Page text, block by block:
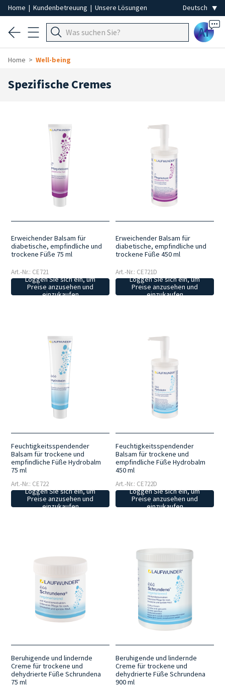
Home | Kundenbetreuung | Unsere Lösungen
Ai
Home Well-being
Spezifische Cremes
Erweichender Balsam für
diabetische, empfindliche und
trockene Füße 75 ml
Art.-Nr.: CE721
Loggen Sie sich ein, um
Preise anzusehen und
einzukaufen
Erweichender Balsam für
diabetische, empfindliche und
trockene Füße 450 ml
Art.-Nr.: CE721D
Loggen Sie sich ein, um
Preise anzusehen und
einzukaufen
Feuchtigkeitsspendender
Balsam für trockene und
empfindliche Füße Hydrobalm
75 ml
Art.-Nr.: CE722
Loggen Sie sich ein, um
Preise anzusehen und
einzukaufen
Feuchtigkeitsspendender
Balsam für trockene und
empfindliche Füße Hydrobalm
450 ml
Art.-Nr.: CE722D
Loggen Sie sich ein, um
Preise anzusehen und
einzukaufen
Beruhigende und lindernde
Creme für trockene und
dehydrierte Füße Schrundena
75 ml
Beruhigende und lindernde
Creme für trockene und
dehydrierte Füße Schrundena
900 ml